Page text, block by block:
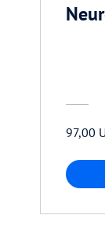
97,00